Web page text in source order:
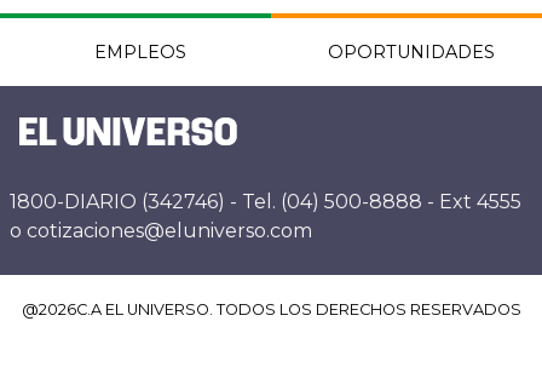
EMPLEOS OPORTUNIDADES
1800-DIARIO (342746) - Tel. (04) 500-8888 - Ext 4555
o cotizaciones@eluniverso.com
@2026C.A EL UNIVERSO. TODOS LOS DERECHOS RESERVADOS